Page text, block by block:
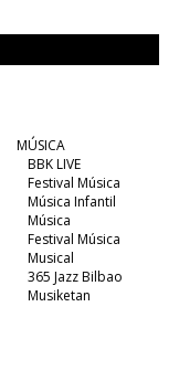
MÚSICA
BBK LIVE
Festival Música
Música Infantil
Música
Festival Música
Musical
365 Jazz Bilbao
Musiketan